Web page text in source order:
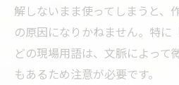
解しないまま使ってしまうと、
の原因になりかねません。特に
どの現場用語は、文脈によって
もあるため注意が必要です。